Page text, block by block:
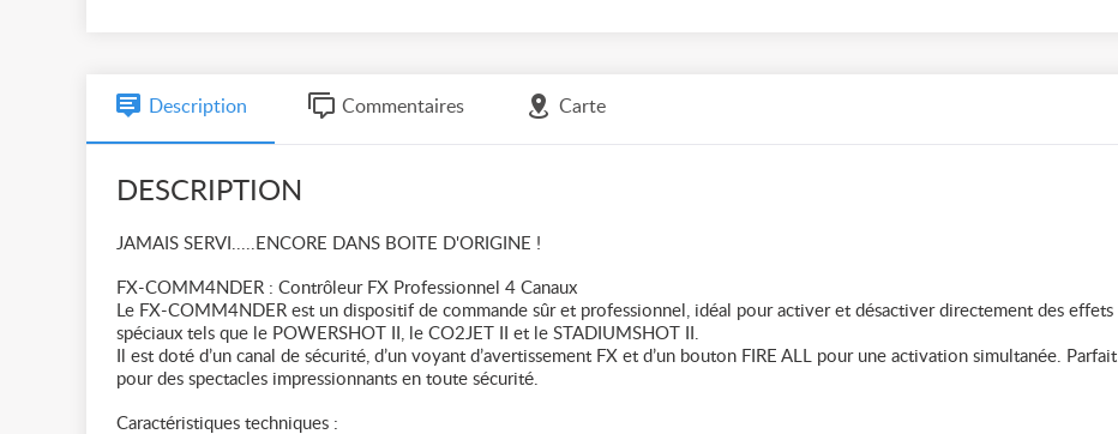
Description Commentaires Carte
DESCRIPTION
JAMAIS SERVI.....ENCORE DANS BOITE D'ORIGINE !
FX-COMM4NDER : Contrôleur FX Professionnel 4 Canaux
Le FX-COMM4NDER est un dispositif de commande sûr et professionnel, idéal pour activer et désactiver directement des effets
spéciaux tels que le POWERSHOT II, le CO2JET II et le STADIUMSHOT II.
Il est doté d’un canal de sécurité, d’un voyant d’avertissement FX et d’un bouton FIRE ALL pour une activation simultanée. Parfait
pour des spectacles impressionnants en toute sécurité.
Caractéristiques techniques :